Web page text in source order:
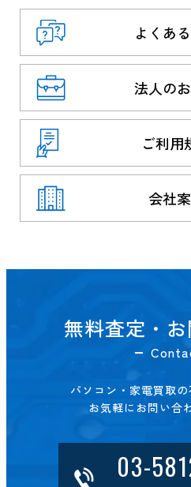
よくあ
法人の
ご利用
会社
無料査定・
パソコン・家電買取
お気軽にお問い合
03-